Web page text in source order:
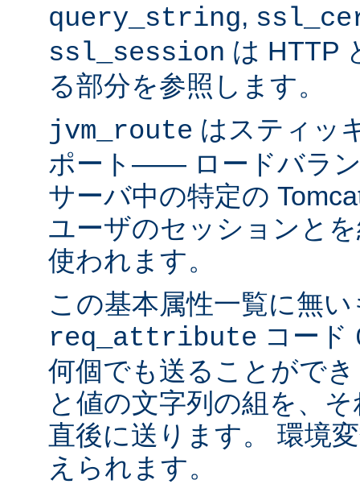
query_string,
ssl_session は HTTP
る部分を参照します。
jvm_route はスティッ
ポート―― ロードバラ
サーバ中の特定の
ユーザのセッションと
使われます。
この基本属性一覧に無
req_attribute コード
何個でも送ることがで
と値の文字列の組を、
直後に送ります。 環境
えられます。